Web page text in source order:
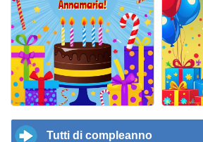
Tutti di compleanno